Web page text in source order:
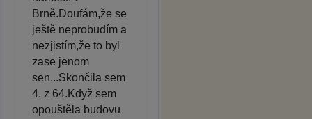
Brně.Doufám,že se
ještě neprobudím a
nezjistím,že to byl
zase jenom
sen...Skončila sem
4. z 64.Když sem
opouštěla budovu